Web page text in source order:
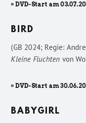
» DVD-Start am
BIRD
(GB 2024; Regie:
Kleine Fluchten von
» DVD-Start am
BABYGIRL